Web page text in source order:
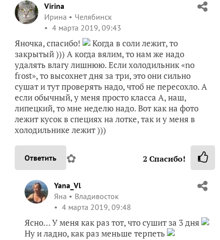
Virina
Ирина
Челябинск
4 марта 2019, 09:43
Яночка, спасибо!
Когда в соли лежит, то
закрытый ))) А когда вялим, то нам же надо
удалять влагу лишнюю. Если холодильник «no
frost», то высохнет дня за три, это они сильно
сушат и тут проверять надо, чтоб не пересохло. А
если обычный, у меня просто класса А, наш,
липецкий, то мне неделю надо. Вот как на фото
лежит кусок в специях на лотке, так и у меня в
холодильнике лежит )))
Ответить ✿ 2 Спасибо!
Yana_Vl
Яна
Владивосток
4 марта 2019, 09:48
Ясно… У меня как раз тот, что сушит за 3 дня
Ну и ладно, как раз меньше терпеть